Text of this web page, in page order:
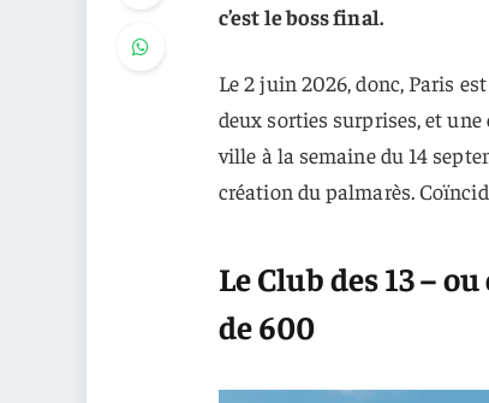
c’est le boss final.
Le 2 juin 2026, donc, Paris
deux sorties surprises, et
ville à la semaine du 14
création du palmarès.
Le Club des 13 –
de 600